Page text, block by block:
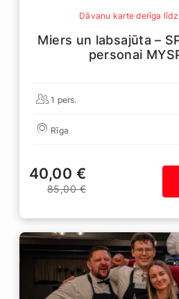
Dāvanu karte derīga
Miers un labsajūta –
personai
1 pers.
Rīga
40,00 €
85,00 €